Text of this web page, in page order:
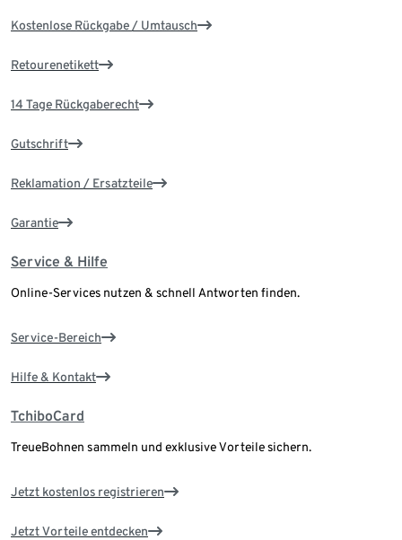
Kostenlose Rückgabe / Umtausch
Retourenetikett
14 Tage Rückgaberecht
Gutschrift
Reklamation / Ersatzteile
Garantie
Service & Hilfe
Online-Services nutzen & schnell Antworten finden.
Service-Bereich
Hilfe & Kontakt
TchiboCard
TreueBohnen sammeln und exklusive Vorteile sichern.
Jetzt kostenlos registrieren
Jetzt Vorteile entdecken